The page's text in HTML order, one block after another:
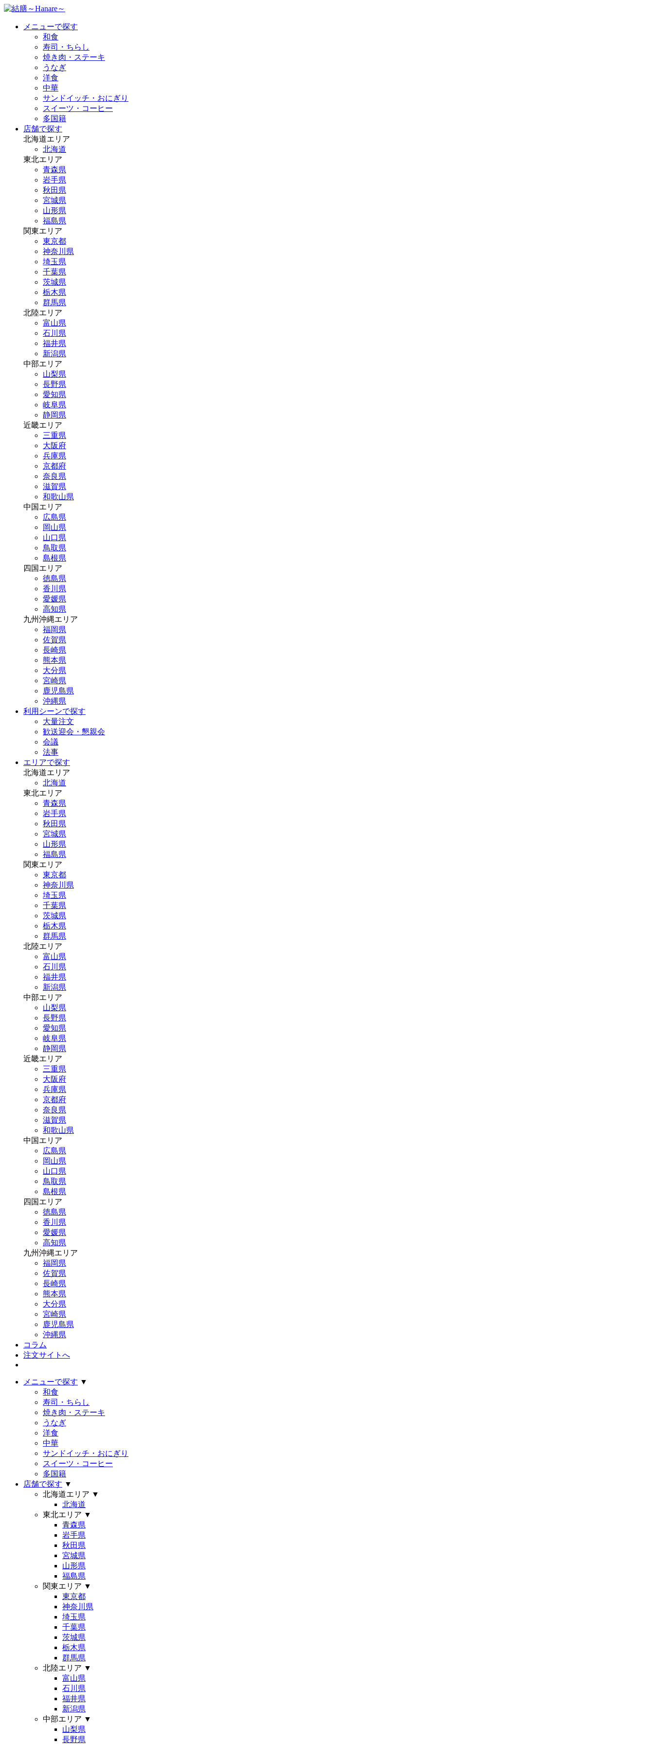
メニューで探す
和食
寿司・ちらし
焼き肉・ステーキ
うなぎ
洋食
中華
サンドイッチ・おにぎり
スイーツ・コーヒー
多国籍
店舗で探す
北海道エリア
北海道
東北エリア
青森県
岩手県
秋田県
宮城県
山形県
福島県
関東エリア
東京都
神奈川県
埼玉県
千葉県
茨城県
栃木県
群馬県
北陸エリア
富山県
石川県
福井県
新潟県
中部エリア
山梨県
長野県
愛知県
岐阜県
静岡県
近畿エリア
三重県
大阪府
兵庫県
京都府
奈良県
滋賀県
和歌山県
中国エリア
広島県
岡山県
山口県
鳥取県
島根県
四国エリア
徳島県
香川県
愛媛県
高知県
九州沖縄エリア
福岡県
佐賀県
長崎県
熊本県
大分県
宮崎県
鹿児島県
沖縄県
利用シーンで探す
大量注文
歓送迎会・懇親会
会議
法事
エリアで探す
北海道エリア
北海道
東北エリア
青森県
岩手県
秋田県
宮城県
山形県
福島県
関東エリア
東京都
神奈川県
埼玉県
千葉県
茨城県
栃木県
群馬県
北陸エリア
富山県
石川県
福井県
新潟県
中部エリア
山梨県
長野県
愛知県
岐阜県
静岡県
近畿エリア
三重県
大阪府
兵庫県
京都府
奈良県
滋賀県
和歌山県
中国エリア
広島県
岡山県
山口県
鳥取県
島根県
四国エリア
徳島県
香川県
愛媛県
高知県
九州沖縄エリア
福岡県
佐賀県
長崎県
熊本県
大分県
宮崎県
鹿児島県
沖縄県
コラム
注文サイトへ
メニューで探す ▼
和食
寿司・ちらし
焼き肉・ステーキ
うなぎ
洋食
中華
サンドイッチ・おにぎり
スイーツ・コーヒー
多国籍
店舗で探す ▼
北海道エリア ▼
北海道
東北エリア ▼
青森県
岩手県
秋田県
宮城県
山形県
福島県
関東エリア ▼
東京都
神奈川県
埼玉県
千葉県
茨城県
栃木県
群馬県
北陸エリア ▼
富山県
石川県
福井県
新潟県
中部エリア ▼
山梨県
長野県